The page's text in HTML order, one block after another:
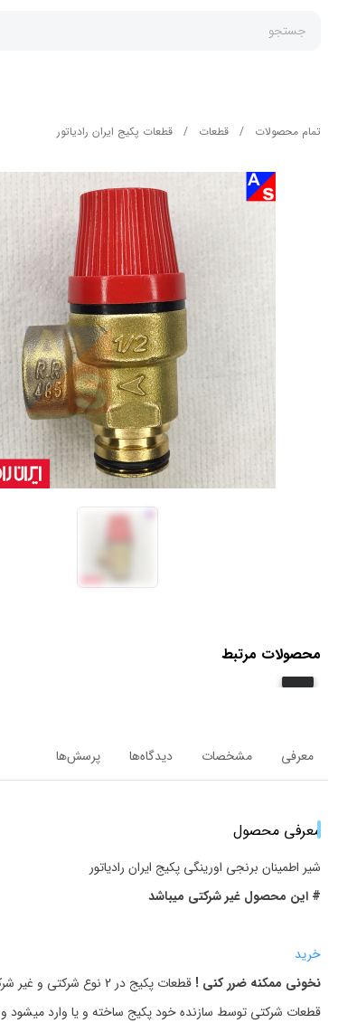
جستجو
تمام محصولات / قطعات / قطعات پکیج ایران رادیاتور
محصولات مرتبط
معرفی مشخصات دیدگاه‌ها پرسش‌ها
معرفی محصول
شیر اطمینان برنجی اورینگی‎‎ پکیج ایران رادیاتور
# این محصول غیر شرکتی میباشد
خرید
نخونی ممکنه ضرر کنی ! قطعات پکیج در 2 نوع شرکتی و غیر شرکتی عرضه میگردد.
قطعات شرکتی توسط سازنده خود پکیج ساخته و یا وارد میشود